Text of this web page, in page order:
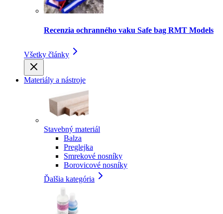
Recenzia ochranného vaku Safe bag RMT Models
Všetky články
Materiály a nástroje
Stavebný materiál
Balza
Preglejka
Smrekové nosníky
Borovicové nosníky
Ďalšia kategória